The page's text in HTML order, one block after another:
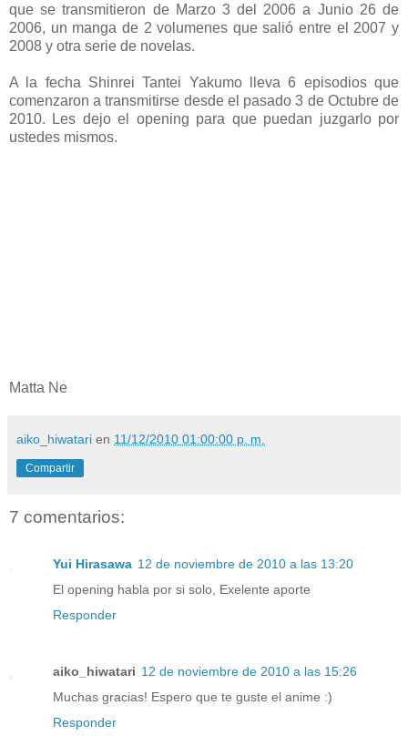
que se transmitieron de Marzo 3 del 2006 a Junio 26 de
2006, un manga de 2 volumenes que salió entre el 2007 y
2008 y otra serie de novelas.
A la fecha Shinrei Tantei Yakumo lleva 6 episodios que
comenzaron a transmitirse desde el pasado 3 de Octubre de
2010. Les dejo el opening para que puedan juzgarlo por
ustedes mismos.
Matta Ne
aiko_hiwatari en 11/12/2010 01:00:00 p. m.
Compartir
7 comentarios:
Yui Hirasawa 12 de noviembre de 2010 a las 13:20
El opening habla por si solo, Exelente aporte
Responder
aiko_hiwatari 12 de noviembre de 2010 a las 15:26
Muchas gracias! Espero que te guste el anime :)
Responder